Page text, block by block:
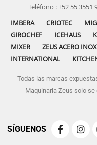
Teléfono : +52 55 3551
IMBERA
CRIOTEC
GIROCHEF
ICEHAUS
MIXER
ZEUS ACERO
INTERNATIONAL
Todas las marcas
Maquinaria Zeus solo
SÍGUENOS